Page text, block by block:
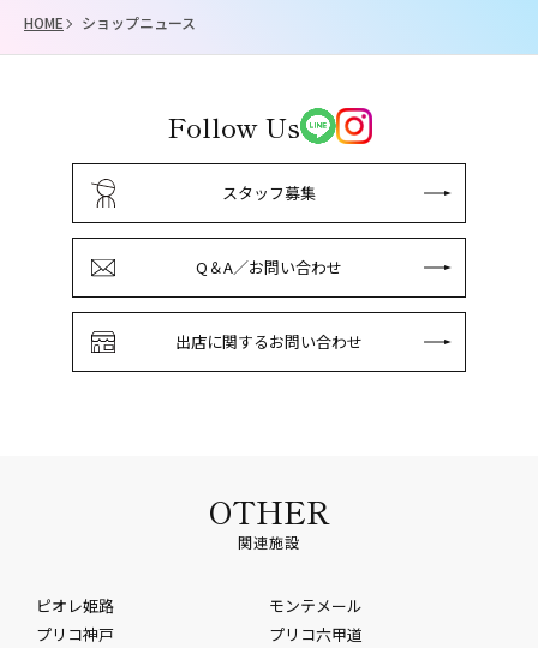
HOME ショップニュース
Follow Us
スタッフ募集
Q＆A／お問い合わせ
出店に関するお問い合わせ
OTHER
関連施設
ピオレ姫路
モンテメール
プリコ神戸
プリコ六甲道